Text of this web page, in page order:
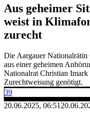
Aus geheimer
weist in
zurecht
Die Aargauer Nationalrätin
aus einer geheimen
Nationalrat Christian
Zurechtweisung genötigt.
39
20.06.2025, 06:51